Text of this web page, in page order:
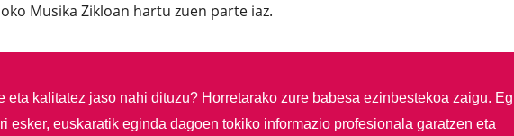
Musika Zikloan hartu zuen parte iaz.
eta kalitatez jaso nahi dituzu? Horretarako zure babesa ezinbestekoa zaigu.
esker, euskaratik eginda dagoen tokiko informazio profesionala garatzen eta